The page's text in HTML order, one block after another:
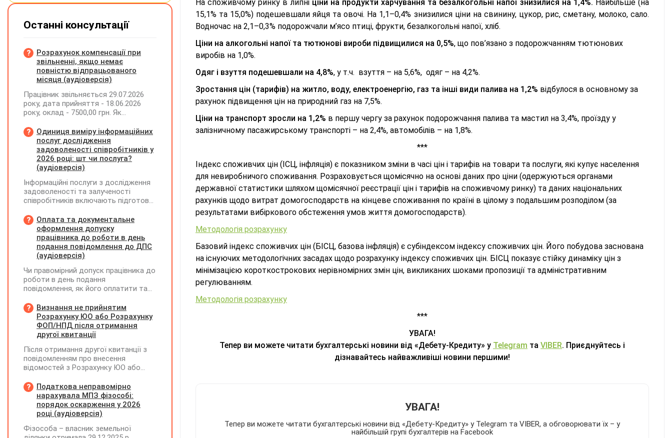
На споживчому ринку в липні ціни на продукти харчування та безалкогольні напої знизилися на 1,4%. Найбільше (на
15,1% та 15,0%) подешевшали яйця та овочі. На 1,1–0,4% знизилися ціни на свинину, цукор, рис, сметану, молоко, сало.
Водночас на 2,1–0,3% подорожчали м’ясо птиці, фрукти, безалкогольні напої, хліб.
Ціни на алкогольні напої та тютюнові вироби підвищилися на 0,5%, що пов’язано з подорожчанням тютюнових
виробів на 1,0%.
Одяг і взуття подешевшали на 4,8%, у т.ч. взуття – на 5,6%, одяг – на 4,2%.
Зростання цін (тарифів) на житло, воду, електроенергію, газ та інші види палива на 1,2% відбулося в основному за
рахунок підвищення цін на природний газ на 7,5%.
Ціни на транспорт зросли на 1,2% в першу чергу за рахунок подорожчання палива та мастил на 3,4%, проїзду у
залізничному пасажирському транспорті – на 2,4%, автомобілів – на 1,8%.
***
Індекс споживчих цін (ІСЦ, інфляція) є показником зміни в часі цін і тарифів на товари та послуги, які купує населення
для невиробничого споживання. Розраховується щомісячно на основі даних про ціни (одержуються органами
державної статистики шляхом щомісячної реєстрації цін і тарифів на споживчому ринку) та даних національних
рахунків щодо витрат домогосподарств на кінцеве споживання по країні в цілому з подальшим розподілом (за
результатами вибіркового обстеження умов життя домогосподарств).
Методологія розрахунку
Базовий індекс споживчих цін (БІСЦ, базова інфляція) є субіндексом індексу споживчих цін. Його побудова заснована
на існуючих методологічних засадах щодо розрахунку індексу споживчих цін. БІСЦ показує стійку динаміку цін з
мінімізацією короткострокових нерівномірних змін цін, викликаних шоками пропозиції та адміністративним
регулюванням.
Методологія розрахунку
***
УВАГА!
Тепер ви можете читати бухгалтерські новини від «Дебету-Кредиту» у Telegram та VIBER. Приєднуйтесь і
дізнавайтесь найважливіші новини першими!
УВАГА!
Тепер ви можете читати бухгалтерські новини від «Дебету-Кредиту» у Telegram та VIBER, а обговорювати їх – у
найбільшій групі бухгалтерів на Facebook
Останні консультації
Розрахунок компенсації при
звільненні, якщо немає
повністю відпрацьованого
місяця (аудіоверсія)
Працівник звільняється 29.07.2026
року, дата прийняття - 18.06.2026
року, оклад - 7500,00 грн. Як
невикористаних днів відпустки при
звільненні?
Одиниця виміру інформаційних
послуг дослідження
задоволеності співробітників у
2026 році: шт чи послуга?
(аудіоверсія)
Інформаційні послуги з дослідження
задоволеності та залученості
співробітників включають підготовку
проведення опитування через
EngageQ та електронну пошту,
підтримку учасників і передачу
результатів. Яку одиницю виміру
коректніше застосовувати — «шт» чи
Оплата та документальне
оформлення допуску
працівника до роботи в день
подання повідомлення до ДПС
(аудіоверсія)
Чи правомірний допуск працівника до
роботи в день подання
повідомлення, як його оплатити та
Визнання не прийнятим
Розрахунку ЮО або Розрахунку
ФОП/НПД після отримання
другої квитанції
Після отримання другої квитанції з
повідомленням про внесення
відомостей з Розрахунку ЮО або
застрахованих осіб, на підставі
камеральної перевірки Розрахунок
може бути не прийнятим, якщо його
було подано з порушенням вимог
Податкова неправомірно
нарахувала МПЗ фізособі:
порядок оскарження у 2026
році (аудіоверсія)
Фізособа – власник земельної